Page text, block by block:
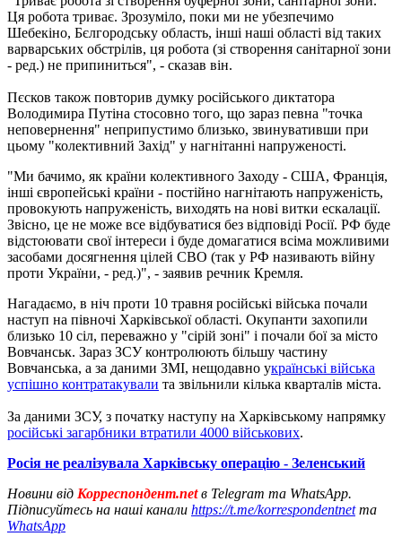
Ця робота триває. Зрозуміло, поки ми не убезпечимо
Шебекіно, Бєлгородську область, інші наші області від таких
варварських обстрілів, ця робота (зі створення санітарної зони
- ред.) не припиниться", - сказав він.
Пєсков також повторив думку російського диктатора
Володимира Путіна стосовно того, що зараз певна "точка
неповернення" неприпустимо близько, звинувативши при
цьому "колективний Захід" у нагнітанні напруженості.
"Ми бачимо, як країни колективного Заходу - США, Франція,
інші європейські країни - постійно нагнітають напруженість,
провокують напруженість, виходять на нові витки ескалації.
Звісно, це не може все відбуватися без відповіді Росії. РФ буде
відстоювати свої інтереси і буде домагатися всіма можливими
засобами досягнення цілей СВО (так у РФ називають війну
проти України, - ред.)", - заявив речник Кремля.
Нагадаємо, в ніч проти 10 травня російські війська почали
наступ на півночі Харківської області. Окупанти захопили
близько 10 сіл, переважно у "сірій зоні" і почали бої за місто
Вовчанськ. Зараз ЗСУ контролюють більшу частину
Вовчанська, а за даними ЗМІ, нещодавно українські війська
успішно контратакували та звільнили кілька кварталів міста.
За даними ЗСУ, з початку наступу на Харківському напрямку
російські загарбники втратили 4000 військових.
Росія не реалізувала Харківську операцію - Зеленський
Новини від Корреспондент.netв Telegram та WhatsApp.
Підписуйтесь на наші канали https://t.me/korrespondentnetта
WhatsApp